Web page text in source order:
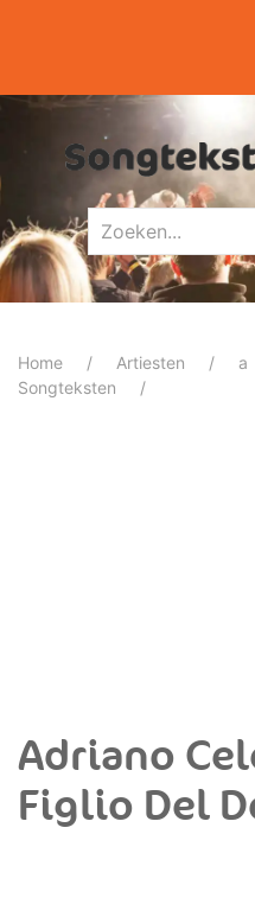
Home Artiesten a
Songteksten
Adriano
Figlio Del